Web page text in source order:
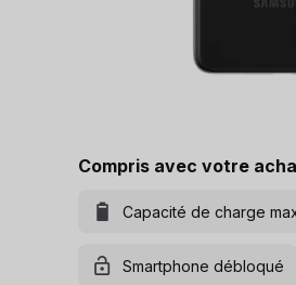
Compris avec votre
Capacité de charge
Smartphone débloqué